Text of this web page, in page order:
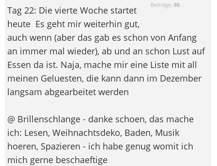
Beiträge:86
Tag 22: Die vierte Woche startet
heute Es geht mir weiterhin gut,
auch wenn (aber das gab es schon von Anfang
an immer mal wieder), ab und an schon Lust auf
Essen da ist. Naja, mache mir eine Liste mit all
meinen Geluesten, die kann dann im Dezember
langsam abgearbeitet werden
@ Brillenschlange - danke schoen, das mache
ich: Lesen, Weihnachtsdeko, Baden, Musik
hoeren, Spazieren - ich habe genug womit ich
mich gerne beschaeftige